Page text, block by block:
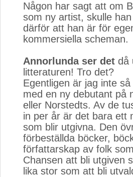
Någon har sagt att om
som ny artist, skulle
därför att han är för
kommersiella scheman.
Annorlunda ser det då
litteraturen! Tro det?
Egentligen är jag inte
med en ny debutant på
eller Norstedts. Av de
in per år är det bara ett
som blir utgivna. Den
förbeställda böcker,
författarskap av folk
Chansen att bli utgiven
lika stor som att bli